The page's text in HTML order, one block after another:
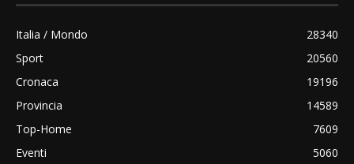
Italia / Mondo
28340
Sport
20560
Cronaca
19196
Provincia
14589
Top-Home
7609
Eventi
5060